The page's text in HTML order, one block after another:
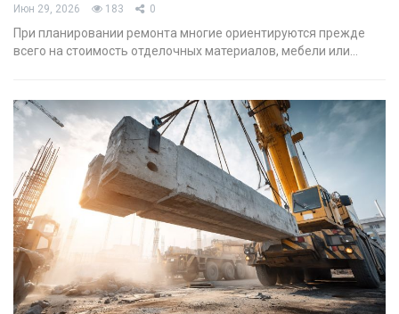
Июн 29, 2026 183 0
При планировании ремонта многие ориентируются прежде
всего на стоимость отделочных материалов, мебели или…